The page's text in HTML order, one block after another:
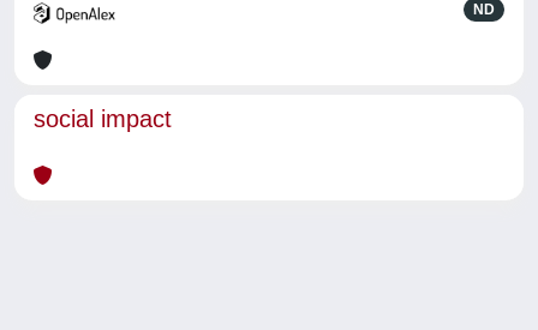
ND
social impact